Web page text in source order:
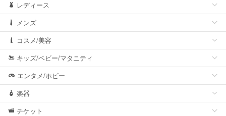
レディース
メンズ
コスメ/美容
キッズ/ベビー/マタニティ
エンタメ/ホビー
楽器
チケット